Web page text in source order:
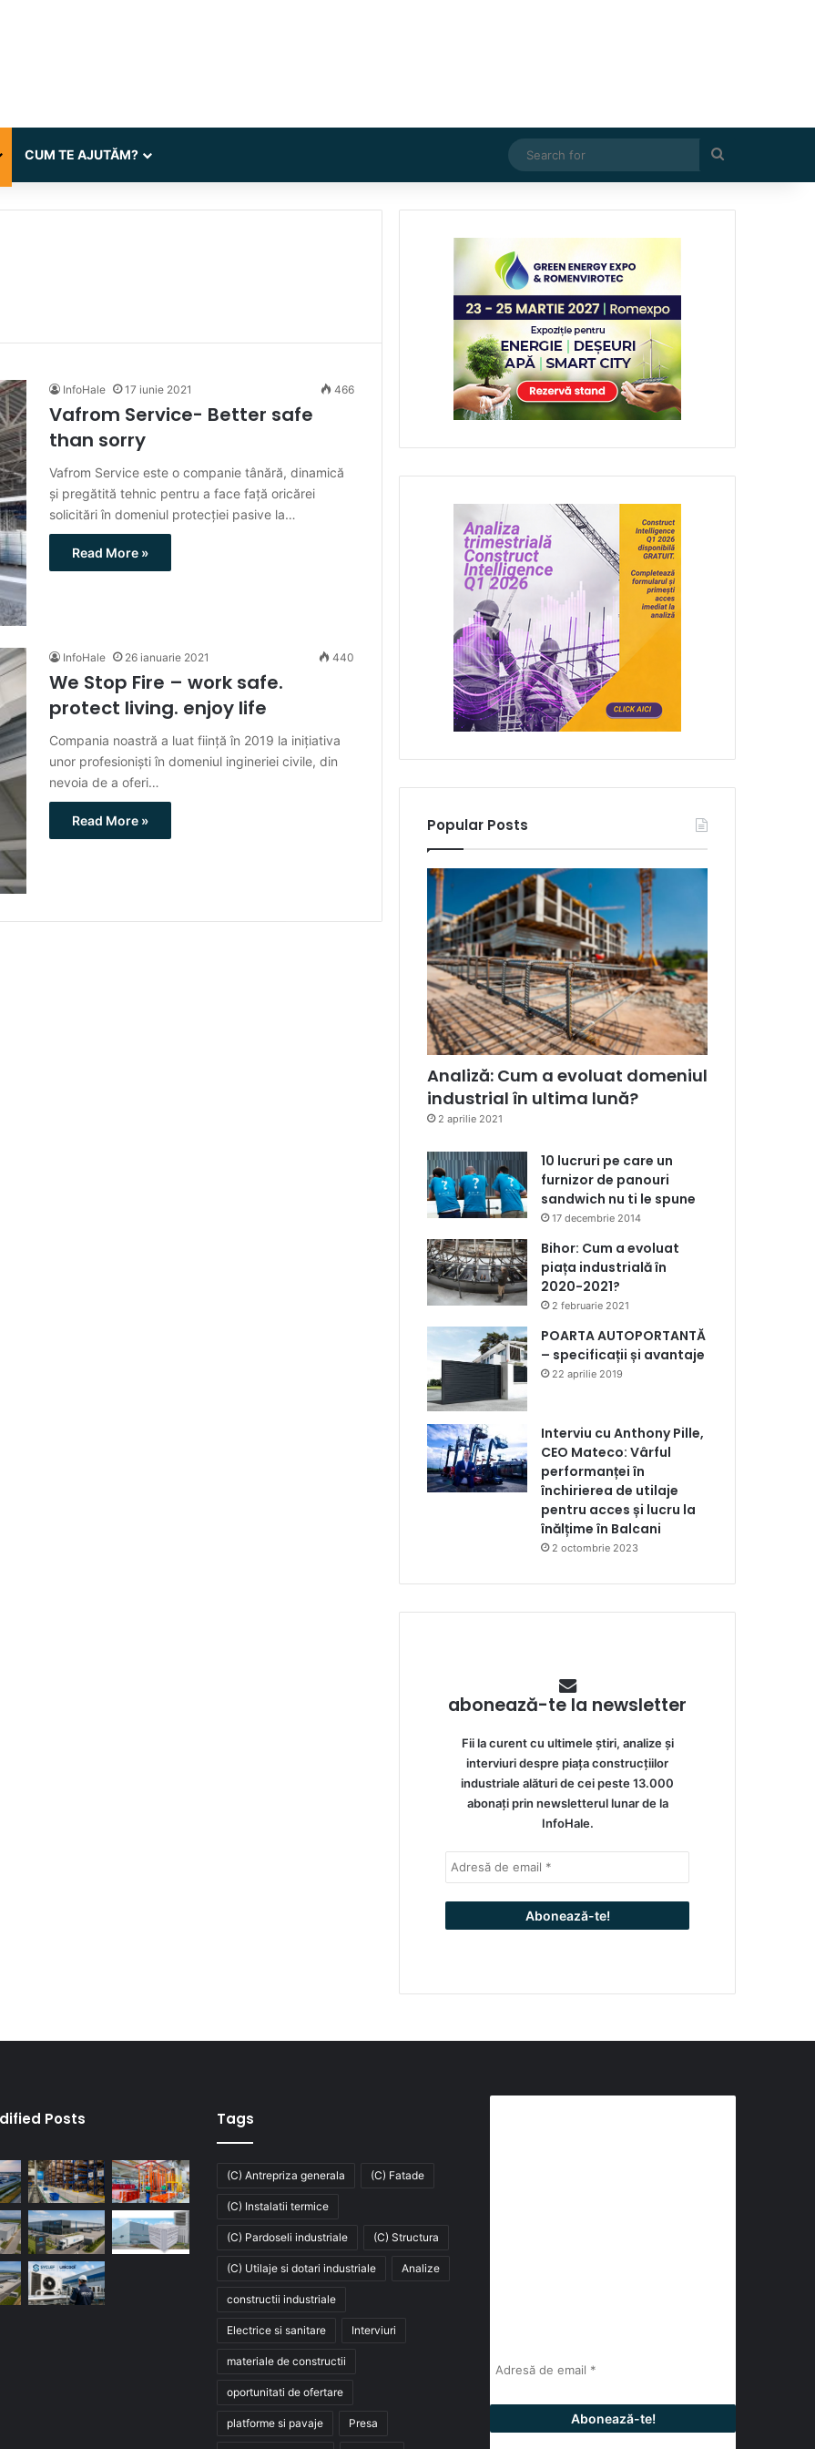
CUM TE AJUTĂM?
for
InfoHale 17 iunie 2021 466
Vafrom Service- Better safe
than sorry
Vafrom Service este o companie tânără, dinamică
și pregătită tehnic pentru a face față oricărei
solicitări în domeniul protecției pasive la…
Read More »
InfoHale 26 ianuarie 2021 440
We Stop Fire – work safe.
protect living. enjoy life
Compania noastră a luat ființă în 2019 la inițiativa
unor profesioniști în domeniul ingineriei civile, din
nevoia de a oferi…
Read More » Popular Posts
Analiză: Cum a evoluat domeniul
industrial în ultima lună?
2 aprilie 2021
10 lucruri pe care un
furnizor de panouri
sandwich nu ti le spune
17 decembrie 2014
Bihor: Cum a evoluat
piața industrială în
2020-2021?
2 februarie 2021
POARTA AUTOPORTANTĂ
– specificații și avantaje
22 aprilie 2019
Interviu cu Anthony Pille,
CEO Mateco: Vârful
performanței în
închirierea de utilaje
pentru acces și lucru la
înălțime în Balcani
2 octombrie 2023
abonează-te la newsletter
Fii la curent cu ultimele știri, analize și
interviuri despre piața construcțiilor
industriale alături de cei peste 13.000
abonați prin newsletterul lunar de la
InfoHale.
Posts Tags
(C) Antrepriza generala (C) Fatade
(C) Instalatii termice
(C) Pardoseli industriale (C) Structura
(C) Utilaje si dotari industriale Analize
constructii industriale
Electrice si sanitare Interviuri
materiale de constructii
oportunitati de ofertare
platforme si pavaje Presa